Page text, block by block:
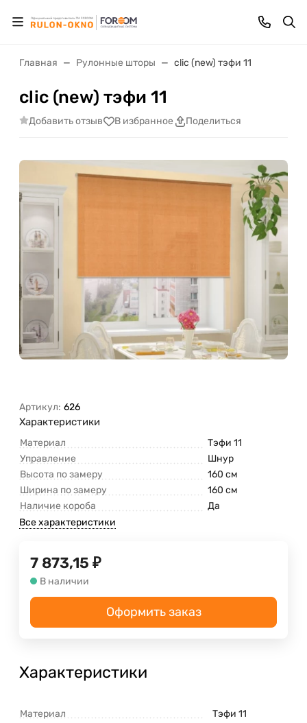
Главная Рулонные шторы clic (new) тэфи 11
clic (new) тэфи 11
Добавить отзыв В избранное Поделиться
Артикул: 626
Характеристики
Материал
Тэфи 11
Управление
Шнур
Высота по замеру
160 см
Ширина по замеру
160 см
Наличие короба
Да
Все характеристики
7 873,15 ₽
В наличии
Оформить заказ
Характеристики
Материал Тэфи 11